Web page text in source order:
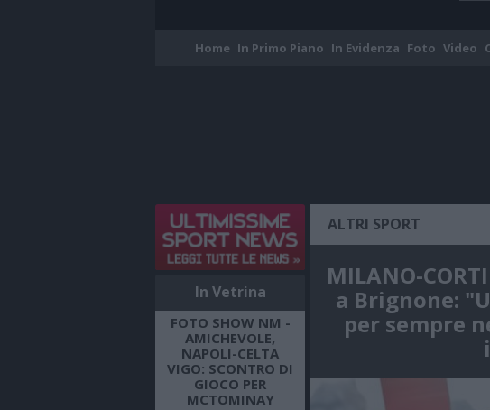
Home In Primo Piano In Evidenza Foto Video
In Vetrina
FOTO SHOW NM -
AMICHEVOLE,
NAPOLI-CELTA
VIGO: SCONTRO DI
GIOCO PER
MCTOMINAY
ALTRI SPORT
MILANO-
a Brignone:
per sempre